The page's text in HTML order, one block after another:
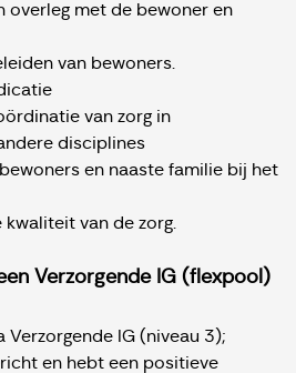
overleg met de bewoner en
van bewoners.
van zorg in
disciplines
en naaste familie bij het
kwaliteit van de zorg.
Verzorgende IG (flexpool)
IG (niveau 3);
en hebt een positieve